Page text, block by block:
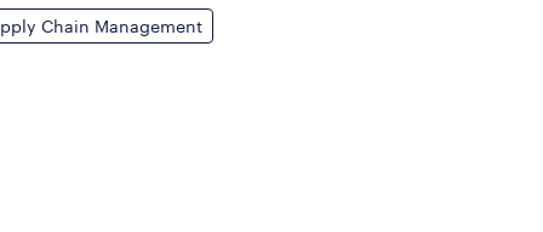
Chain Management